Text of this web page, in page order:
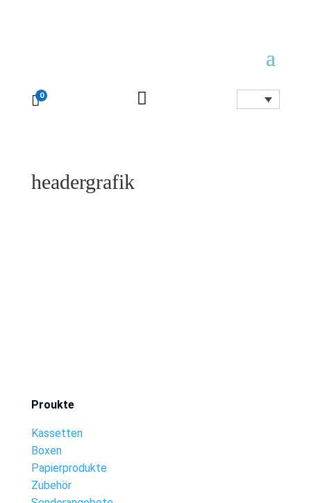
0 
headergrafik
Proukte
Kassetten
Boxen
Papierprodukte
Zubehör